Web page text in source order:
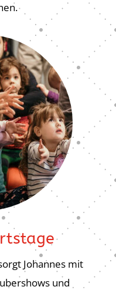
Johannes mit
und